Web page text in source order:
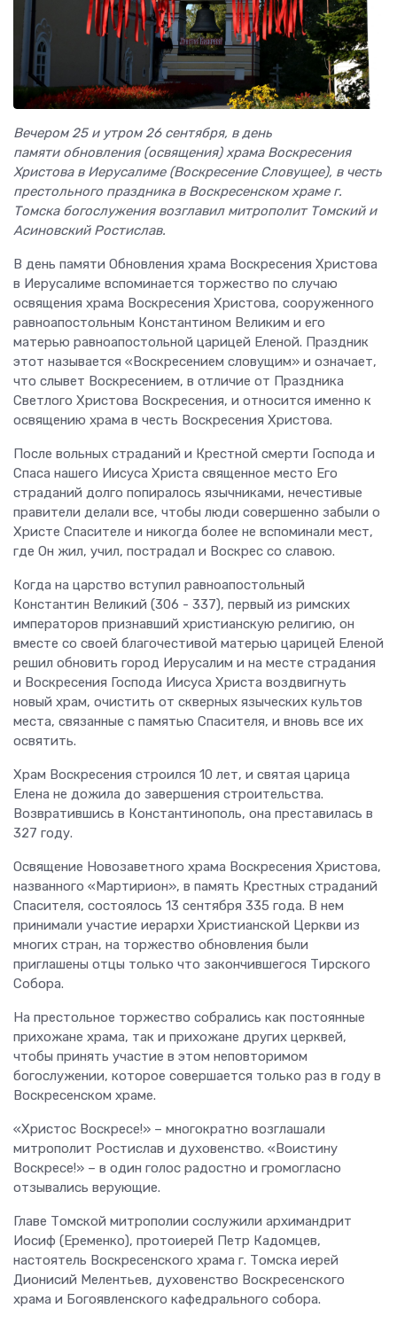
Вечером 25 и утром 26 сентября, в день
памяти обновления (освящения) храма Воскресения
Христова в Иерусалиме (Воскресение Словущее), в честь
престольного праздника в Воскресенском храме г.
Томска богослужения возглавил митрополит Томский и
Асиновский Ростислав.
В день памяти Обновления храма Воскресения Христова
в Иерусалиме вспоминается торжество по случаю
освящения храма Воскресения Христова, сооруженного
равноапостольным Константином Великим и его
матерью равноапостольной царицей Еленой. Праздник
этот называется «Воскресением словущим» и означает,
что слывет Воскресением, в отличие от Праздника
Светлого Христова Воскресения, и относится именно к
освящению храма в честь Воскресения Христова.
После вольных страданий и Крестной смерти Господа и
Спаса нашего Иисуса Христа священное место Его
страданий долго попиралось язычниками, нечестивые
правители делали все, чтобы люди совершенно забыли о
Христе Спасителе и никогда более не вспоминали мест,
где Он жил, учил, пострадал и Воскрес со славою.
Когда на царство вступил равноапостольный
Константин Великий (306 - 337), первый из римских
императоров признавший христианскую религию, он
вместе со своей благочестивой матерью царицей Еленой
решил обновить город Иерусалим и на месте страдания
и Воскресения Господа Иисуса Христа воздвигнуть
новый храм, очистить от скверных языческих культов
места, связанные с памятью Спасителя, и вновь все их
освятить.
Храм Воскресения строился 10 лет, и святая царица
Елена не дожила до завершения строительства.
Возвратившись в Константинополь, она преставилась в
327 году.
Освящение Новозаветного храма Воскресения Христова,
названного «Мартирион», в память Крестных страданий
Спасителя, состоялось 13 сентября 335 года. В нем
принимали участие иерархи Христианской Церкви из
многих стран, на торжество обновления были
приглашены отцы только что закончившегося Тирского
Собора.
На престольное торжество собрались как постоянные
прихожане храма, так и прихожане других церквей,
чтобы принять участие в этом неповторимом
богослужении, которое совершается только раз в году в
Воскресенском храме.
«Христос Воскресе!» – многократно возглашали
митрополит Ростислав и духовенство. «Воистину
Воскресе!» – в один голос радостно и громогласно
отзывались верующие.
Главе Томской митрополии сослужили архимандрит
Иосиф (Еременко), протоиерей Петр Кадомцев,
настоятель Воскресенского храма г. Томска иерей
Дионисий Мелентьев, духовенство Воскресенского
храма и Богоявленского кафедрального собора.